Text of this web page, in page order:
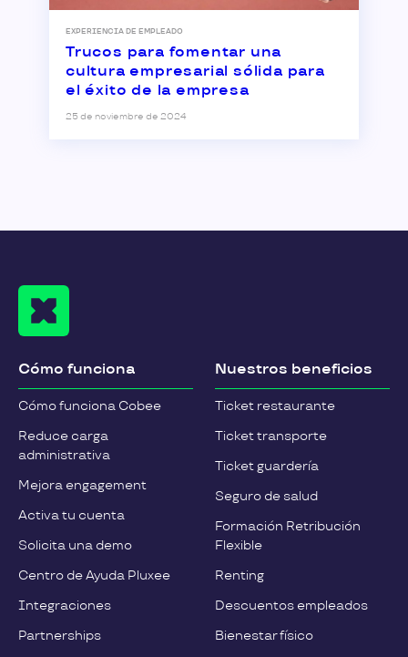
EXPERIENCIA DE EMPLEADO
Trucos para fomentar una
cultura empresarial sólida para
el éxito de la empresa
25 de noviembre de 2024
Cómo funciona
Cómo funciona Cobee
Reduce carga
administrativa
Mejora engagement
Activa tu cuenta
Solicita una demo
Centro de Ayuda Pluxee
Integraciones
Partnerships
Nuestros beneficios
Ticket restaurante
Ticket transporte
Ticket guardería
Seguro de salud
Formación Retribución
Flexible
Renting
Descuentos empleados
Bienestar físico